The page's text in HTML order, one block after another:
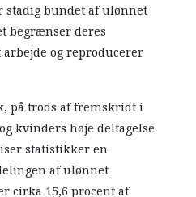
bundet af ulønnet
begrænser deres
og reproducerer
på trods af fremskridt i
kvinders høje deltagelse
statistikker en
af ulønnet
cirka 15,6 procent af